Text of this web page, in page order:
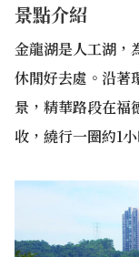
景點介紹
金龍湖是人工湖，
休閒好去處。沿著
景，精華路段在福
收，繞行一圈約1